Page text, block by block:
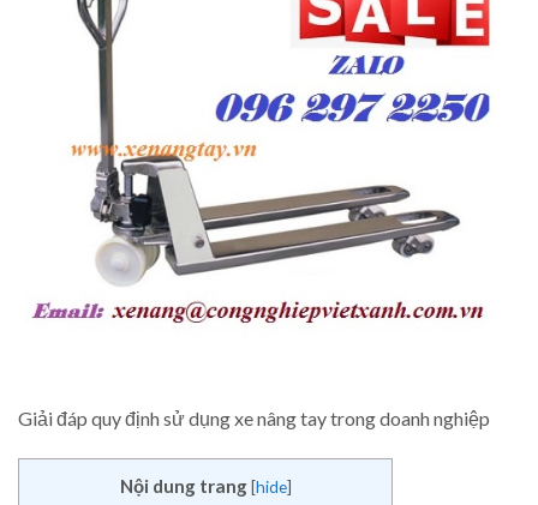
Giải đáp quy định sử dụng xe nâng tay trong doanh nghiệp
Nội dung trang [hide]